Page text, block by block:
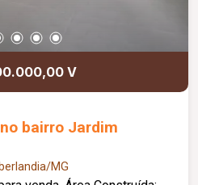
conforto e
a família.
V
bairro Jardim
MG